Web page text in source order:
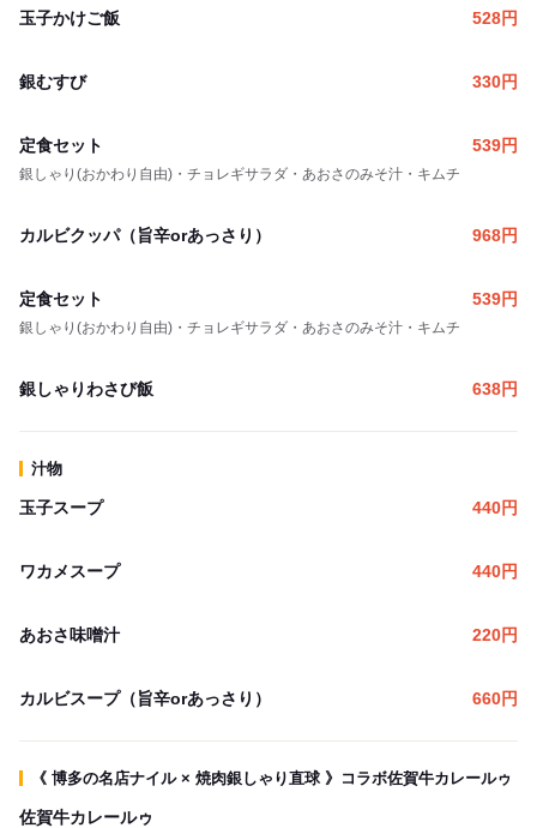
玉子かけご飯 528円
銀むすび 330円
定食セット 539円
銀しゃり(おかわり自由)・チョレギサラダ・あおさのみそ汁・キムチ
カルビクッパ（旨辛orあっさり） 968円
定食セット 539円
銀しゃり(おかわり自由)・チョレギサラダ・あおさのみそ汁・キムチ
銀しゃりわさび飯 638円
汁物
玉子スープ 440円
ワカメスープ 440円
あおさ味噌汁 220円
カルビスープ（旨辛orあっさり） 660円
《 博多の名店ナイル × 焼肉銀しゃり直球 》コラボ佐賀牛カレールゥ
佐賀牛カレールゥ